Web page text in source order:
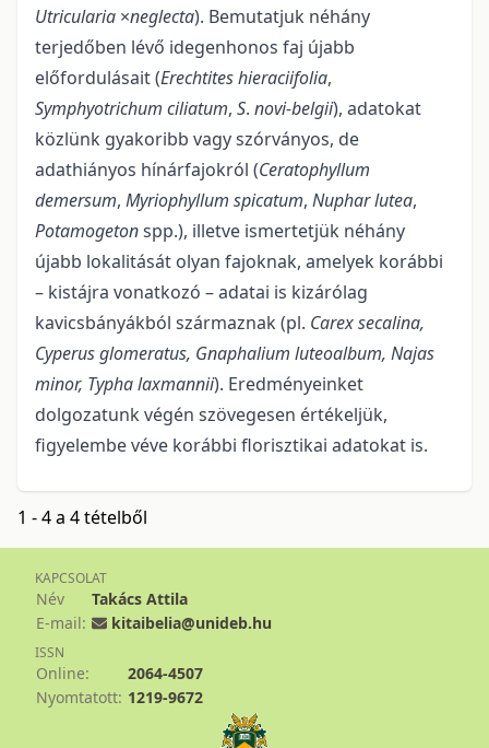
Utricularia ×neglecta). Bemutatjuk néhány
terjedőben lévő ide­genhonos faj újabb
előfordulásait (Erechtites hieraciifolia,
Symphyotrichum ciliatum, S. novi-belgii), adato­kat
közlünk gyakoribb vagy szórványos, de
adathiányos hínárfajokról (Ceratophyllum
demersum, Myri­ophyllum spicatum, Nuphar lutea,
Potamogetonspp.), illetve ismertetjük néhány
újabb lokalitását olyan fajoknak, amelyek korábbi
– kistájra vonatkozó – adatai is kizárólag
kavicsbányákból származnak (pl. Carex secalina,
Cyperus glomeratus, Gnaphalium luteoalbum, Najas
minor, Typha laxmannii). Eredményein­ket
dolgozatunk végén szövegesen értékeljük,
figyelembe véve korábbi florisztikai adatokat is.
1 - 4 a 4 tételből
KAPCSOLAT
Név
Takács Attila
E-mail:
kitaibelia@unideb.hu
ISSN
Online:
2064-4507
Nyomtatott: 1219-9672